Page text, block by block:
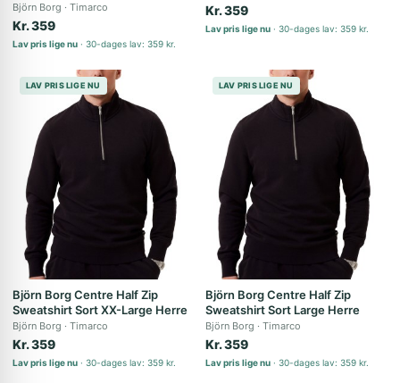
Björn Borg Timarco
Kr. 359
Lav pris lige nu 30-dages lav: 359 kr.
Kr. 359
Lav pris lige nu 30-dages lav: 359 kr.
LAV PRIS LIGE NU
Björn Borg Centre Half Zip
Sweatshirt Sort XX-Large Herre
Björn Borg Timarco
Kr. 359
Lav pris lige nu 30-dages lav: 359 kr.
LAV PRIS LIGE NU
Björn Borg Centre Half Zip
Sweatshirt Sort Large Herre
Björn Borg Timarco
Kr. 359
Lav pris lige nu 30-dages lav: 359 kr.